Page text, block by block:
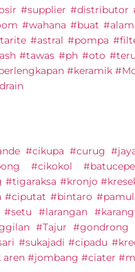
#supplier #distributor
#wahana #buat
#astral #pompa
#tawas #ph #oto
#keramik
#cikupa #curug
#cikokol
#kronjo
#ciputat #bintaro
#larangan
#Tajur #gondrong
#sukajadi #cipadu
aren #jombang #ciater